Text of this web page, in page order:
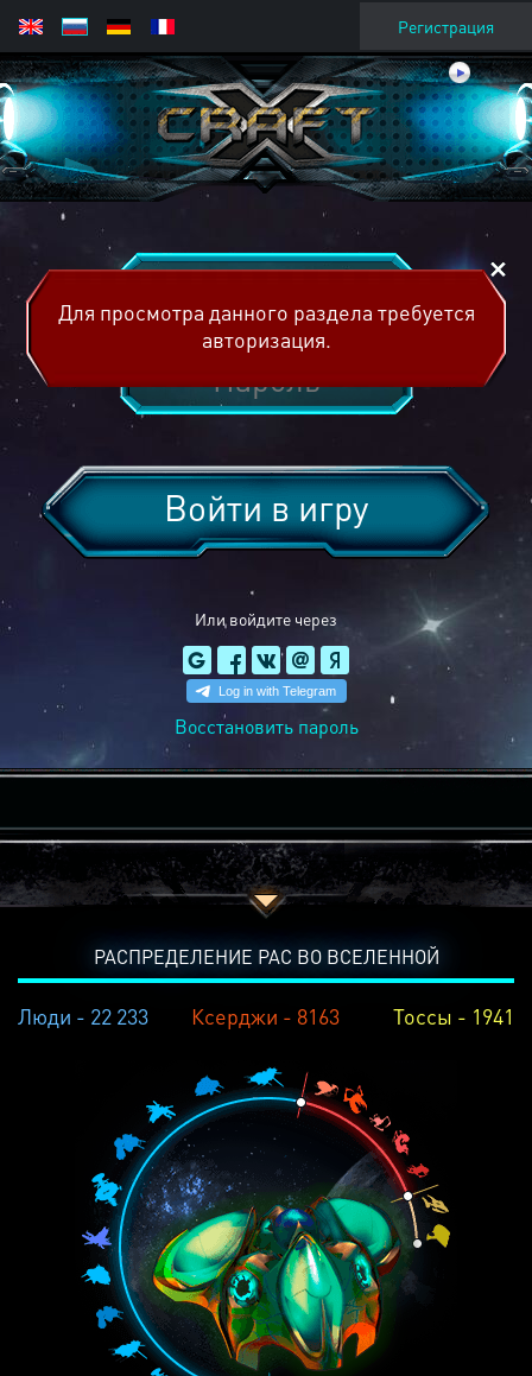
Регистрация
Или войдите через
Войти в игру
Восстановить пароль
Для просмотра данного раздела требуется
авторизация.
РАСПРЕДЕЛЕНИЕ РАС ВО ВСЕЛЕННОЙ
Люди - 22 233 Ксерджи - 8163 Тоссы - 1941